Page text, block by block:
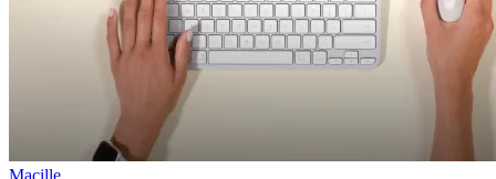
Macille